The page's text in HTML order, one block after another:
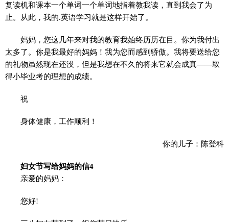
复读机和课本一个单词一个单词地指着教我读，直到我会了为
止。从此，我的.英语学习就是这样开始了。
妈妈，您这几年来对我的教育我始终历历在目。你为我付出
太多了。你是我最好的妈妈！我为您而感到骄傲。我将要送给您
的礼物虽然现在还没，但是我想在不久的将来它就会成真——取
得小毕业考的理想的成绩。
祝
身体健康，工作顺利！
你的儿子：陈登科
妇女节写给妈妈的信4
亲爱的妈妈：
您好!